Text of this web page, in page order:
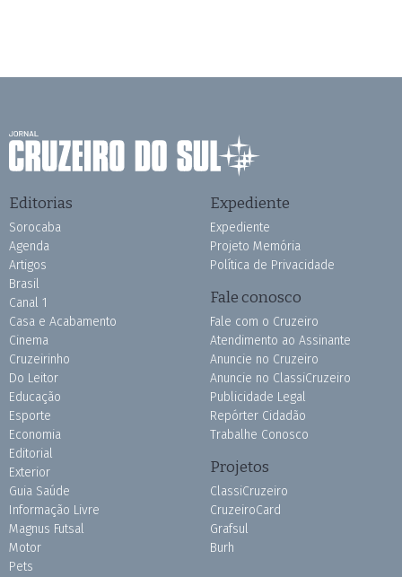
Editorias
Sorocaba
Agenda
Artigos
Brasil
Canal 1
Casa e Acabamento
Cinema
Cruzeirinho
Do Leitor
Educação
Esporte
Economia
Editorial
Exterior
Guia Saúde
Informação Livre
Magnus Futsal
Motor
Pets
Expediente
Expediente
Projeto Memória
Política de Privacidade
Fale conosco
Fale com o Cruzeiro
Atendimento ao Assinante
Anuncie no Cruzeiro
Anuncie no ClassiCruzeiro
Publicidade Legal
Repórter Cidadão
Trabalhe Conosco
Projetos
ClassiCruzeiro
CruzeiroCard
Grafsul
Burh